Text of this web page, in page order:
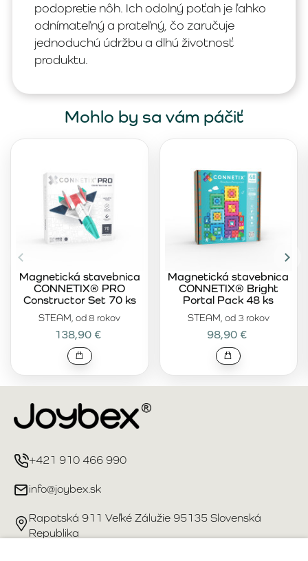
podopretie nôh. Ich odolný poťah je ľahko
odnímateľný a prateľný, čo zaručuje
jednoduchú údržbu a dlhú životnosť
produktu.
Mohlo by sa vám páčiť
STEAM, od 8 rokov
Magnetická stavebnica
CONNETIX® PRO
Constructor Set 70 ks
138,90 €
STEAM, od 3 rokov
Magnetická stavebnica
CONNETIX® Bright
Portal Pack 48 ks
98,90 €
+421 910 466 990
info@joybex.sk
Rapatská 911 Veľké Zálužie 95135 Slovenská
Republika